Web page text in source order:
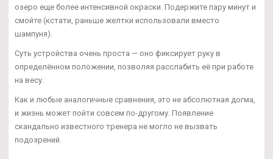
озеро еще более интенсивной окраски. Подержите пару минут и
смойте (кстати, раньше желтки использовали вместо
шампуня).
Суть устройства очень проста — оно фиксирует руку в
определённом положении, позволяя расслабить её при работе
на весу.
Как и любые аналогичные сравнения, это не абсолютная догма,
и жизнь может пойти совсем по-другому. Появление
скандально известного тренера не могло не вызвать
подозрений.